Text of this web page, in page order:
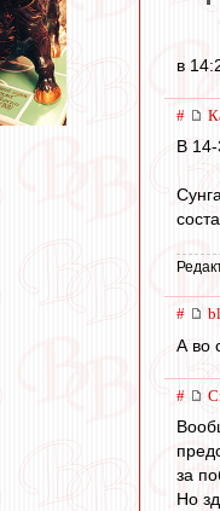
в
#
В
#
А во
#
за
Но